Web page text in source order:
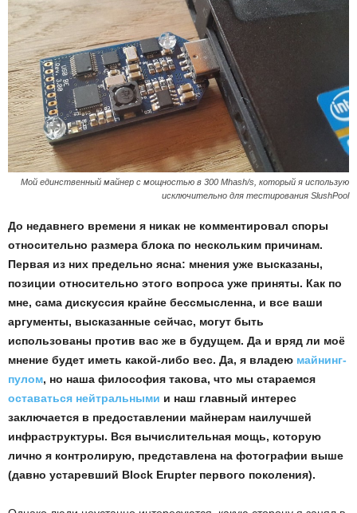
Мой единственный майнер с мощностью в 300 Мhash/s, который я использую
исключительно для тестирования SlushPool
До недавнего времени я никак не комментировал споры
относительно размера блока по нескольким причинам.
Первая из них предельно ясна: мнения уже высказаны,
позиции относительно этого вопроса уже приняты. Как по
мне, сама дискуссия крайне бессмысленна, и все ваши
аргументы, высказанные сейчас, могут быть
использованы против вас же в будущем. Да и вряд ли моё
мнение будет иметь какой-либо вес. Да, я владею майнинг-
пулом, но наша философия такова, что мы стараемся
оставаться нейтральными и наш главный интерес
заключается в предоставлении майнерам наилучшей
инфраструктуры. Вся вычислительная мощь, которую
лично я контролирую, представлена на фотографии выше
(давно устаревший Block Erupter первого поколения).